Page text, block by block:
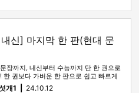
신] 마지막 한 판(현대 문
장까지, 내신부터 수능까지 단 한 권으로
한 권보다 가벼운 한 판으로 쉽고 빠르게
.개1 24.10.12